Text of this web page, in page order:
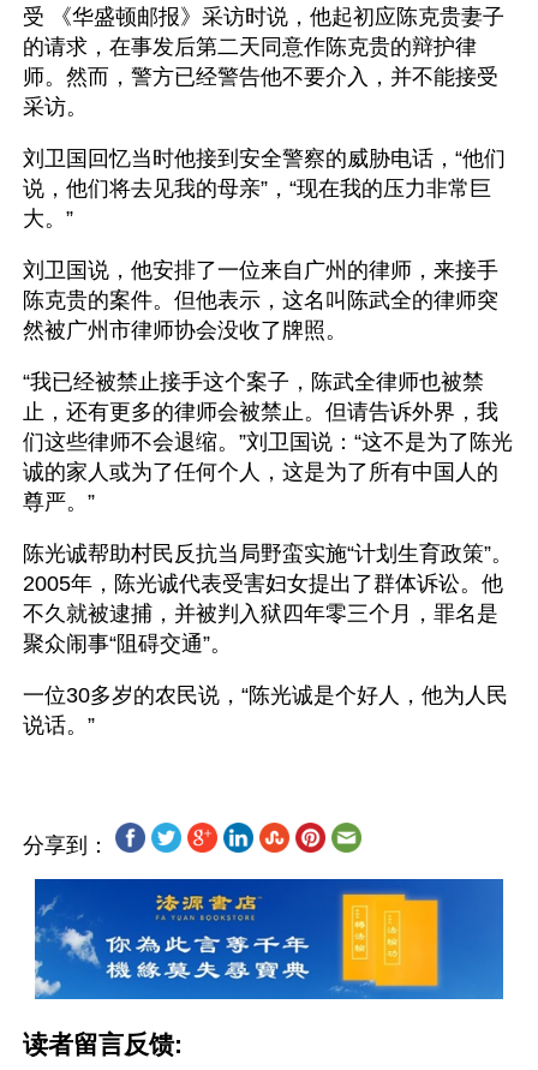
受 《华盛顿邮报》采访时说，他起初应陈克贵妻子
的请求，在事发后第二天同意作陈克贵的辩护律
师。然而，警方已经警告他不要介入，并不能接受
采访。
刘卫国回忆当时他接到安全警察的威胁电话，“他们
说，他们将去见我的母亲”，“现在我的压力非常巨
大。”
刘卫国说，他安排了一位来自广州的律师，来接手
陈克贵的案件。但他表示，这名叫陈武全的律师突
然被广州市律师协会没收了牌照。
“我已经被禁止接手这个案子，陈武全律师也被禁
止，还有更多的律师会被禁止。但请告诉外界，我
们这些律师不会退缩。”刘卫国说：“这不是为了陈光
诚的家人或为了任何个人，这是为了所有中国人的
尊严。”
陈光诚帮助村民反抗当局野蛮实施“计划生育政策”。
2005年，陈光诚代表受害妇女提出了群体诉讼。他
不久就被逮捕，并被判入狱四年零三个月，罪名是
聚众闹事“阻碍交通”。
一位30多岁的农民说，“陈光诚是个好人，他为人民
分享到：
读者留言反馈: